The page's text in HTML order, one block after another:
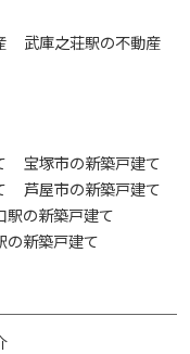
武庫之荘駅の不動産
宝塚市の新築戸建て
芦屋市の新築戸建て
駅の新築戸建て
の新築戸建て